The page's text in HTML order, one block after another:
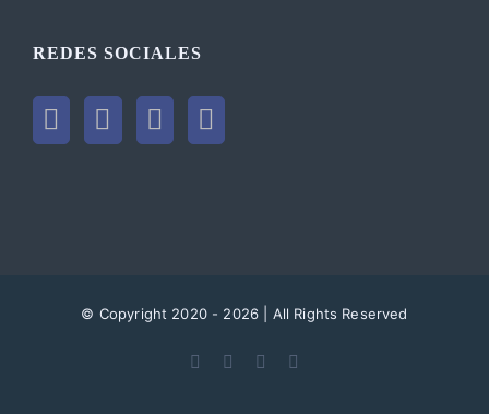
REDES SOCIALES
© Copyright 2020 - 2026 | All Rights Reserved
FacebookInstagramYouTube